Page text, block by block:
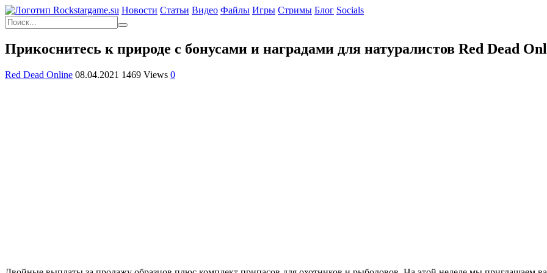
Новости Статьи Видео Файлы Игры Cтримы Блог Socials
Прикоснитесь к природе с бонусами и наградами для натуралистов Red Dead
Red Dead Online 08.04.2021 1469 Views 0